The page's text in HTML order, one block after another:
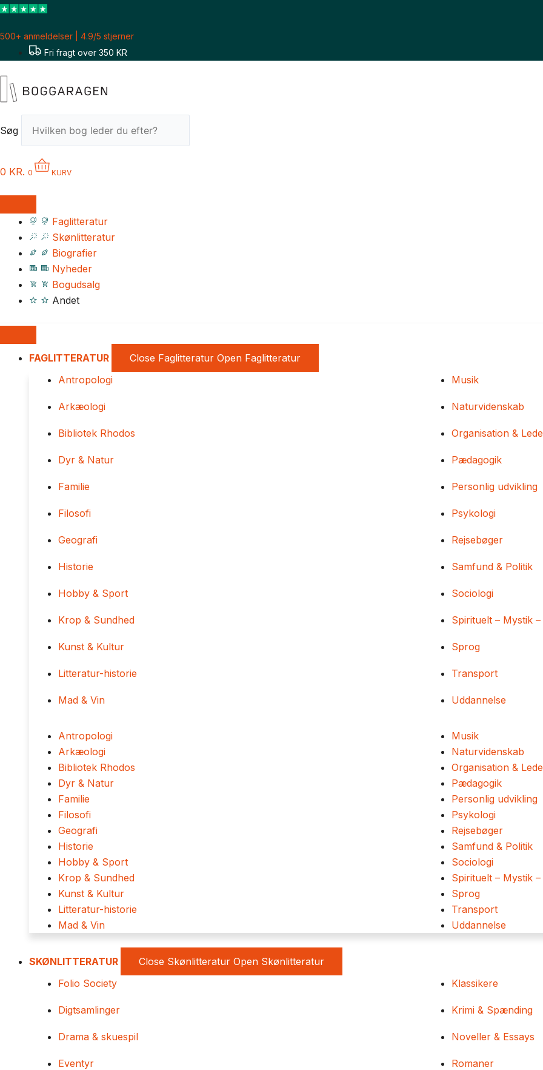
Gå
indholdet
500+ anmeldelser | 4.9/5 stjerner
Fri fragt over 350 KR
Søg
0 KR. 0 KURV
Faglitteratur
Skønlitteratur
Biografier
Nyheder
Bogudsalg
Andet
FAGLITTERATUR Close Faglitteratur Open Faglitteratur
Antropologi
Arkæologi
Bibliotek Rhodos
Dyr & Natur
Familie
Filosofi
Geografi
Historie
Hobby & Sport
Krop & Sundhed
Kunst & Kultur
Litteratur-historie
Mad & Vin
Musik
Naturvidenskab
Organisation &
Pædagogik
Personlig udvikling
Psykologi
Rejsebøger
Samfund & Politik
Sociologi
Spirituelt – Mystik
Sprog
Transport
Uddannelse
Antropologi
Arkæologi
Bibliotek Rhodos
Dyr & Natur
Familie
Filosofi
Geografi
Historie
Hobby & Sport
Krop & Sundhed
Kunst & Kultur
Litteratur-historie
Mad & Vin
Musik
Naturvidenskab
Organisation &
Pædagogik
Personlig udvikling
Psykologi
Rejsebøger
Samfund & Politik
Sociologi
Spirituelt – Mystik
Sprog
Transport
Uddannelse
SKØNLITTERATUR Close Skønlitteratur Open Skønlitteratur
Folio Society
Digtsamlinger
Drama & skuespil
Eventyr
Klassikere
Krimi & Spænding
Noveller & Essays
Romaner